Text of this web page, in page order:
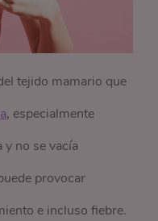
tejido mamario que
, especialmente
no se vacía
provocar
e incluso fiebre.